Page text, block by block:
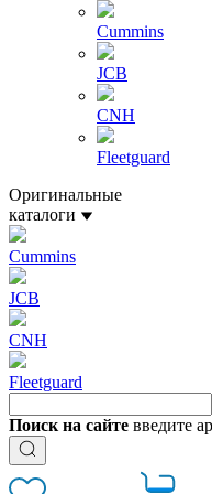
Cummins
JCB
CNH
Fleetguard
Оригинальные
каталоги
Cummins
JCB
CNH
Fleetguard
Поиск на сайте введите